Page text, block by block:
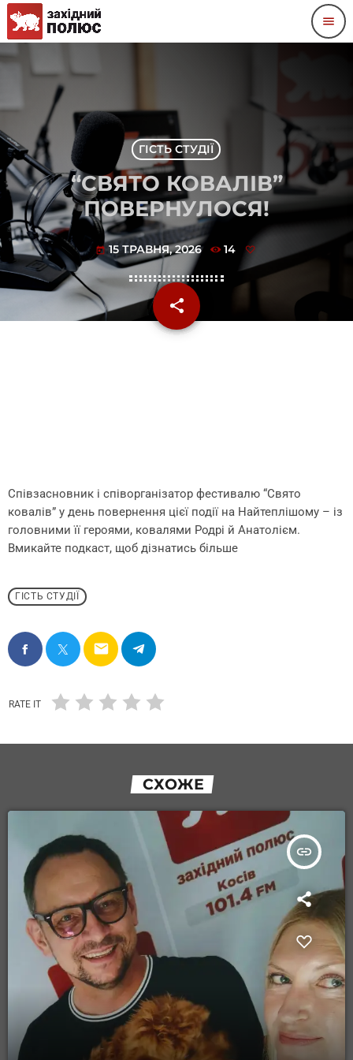
menu
ГІСТЬ СТУДІЇ
“СВЯТО КОВАЛІВ”
ПОВЕРНУЛОСЯ!
today 15 ТРАВНЯ, 2026 14
share
email
Співзасновник і співорганізатор фестивалю “Свято
ковалів” у день повернення цієї події на Найтеплішому – із
головними її героями, ковалями Родрі й Анатолієм.
Вмикайте подкаст, щоб дізнатись більше
ГІСТЬ СТУДІЇ
email
RATE IT
СХОЖЕ
insert_link